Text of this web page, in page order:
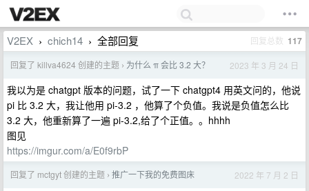
V2EX › chich14 › 全部回复 回复总数 117
回复了 killva4624 创建的主题 › 为什么 π 会比 3.2 大？ 2023 年 3 月 24 日
我以为是 chatgpt 版本的问题，试了一下 chatgpt4 用英文问的，他说
pi 比 3.2 大，我让他用 pi-3.2 ，他算了个负值。我说是负值怎么比
3.2 大，他重新算了一遍 pi-3.2,给了个正值。。hhhh
图见
https://imgur.com/a/E0f9rbP
回复了 mctgyt 创建的主题 › 推广一下我的免费图床 2022 年 7 月 2 日